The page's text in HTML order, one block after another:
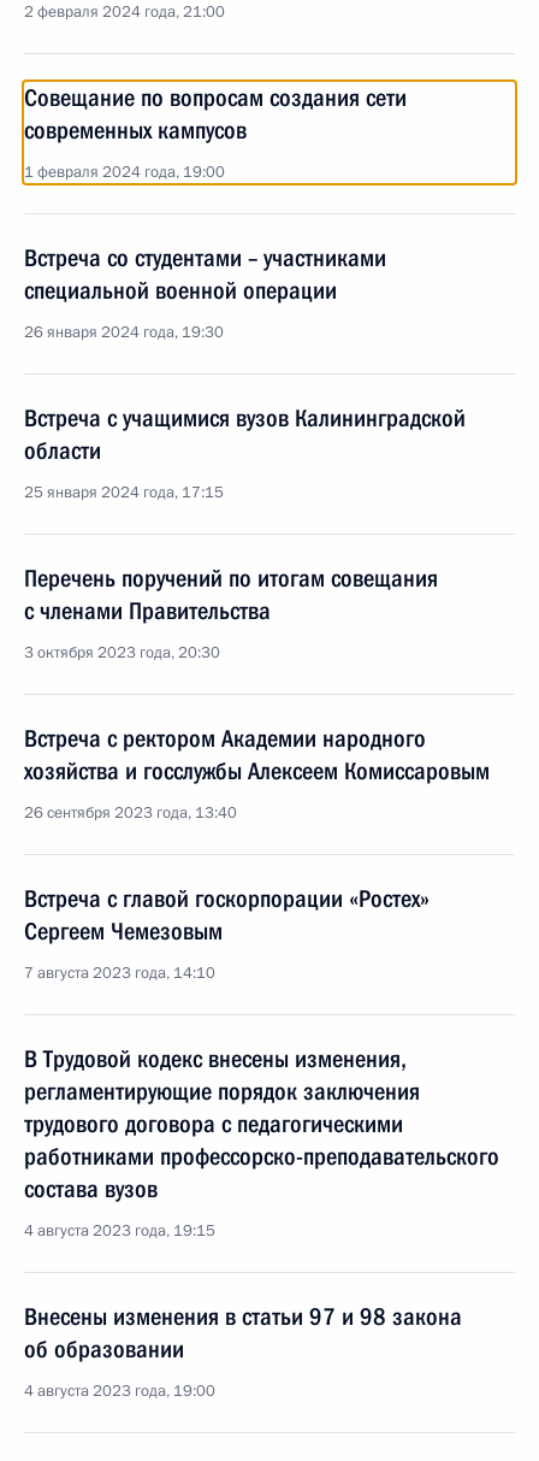
2 февраля 2024 года, 21:00
Совещание по вопросам создания сети
современных кампусов
1 февраля 2024 года, 19:00
Встреча со студентами – участниками
специальной военной операции
26 января 2024 года, 19:30
Встреча с учащимися вузов Калининградской
области
25 января 2024 года, 17:15
Перечень поручений по итогам совещания
с членами Правительства
3 октября 2023 года, 20:30
Встреча с ректором Академии народного
хозяйства и госслужбы Алексеем Комиссаровым
26 сентября 2023 года, 13:40
Встреча с главой госкорпорации «Ростех»
Сергеем Чемезовым
7 августа 2023 года, 14:10
В Трудовой кодекс внесены изменения,
регламентирующие порядок заключения
трудового договора с педагогическими
работниками профессорско-преподавательского
состава вузов
4 августа 2023 года, 19:15
Внесены изменения в статьи 97 и 98 закона
об образовании
4 августа 2023 года, 19:00